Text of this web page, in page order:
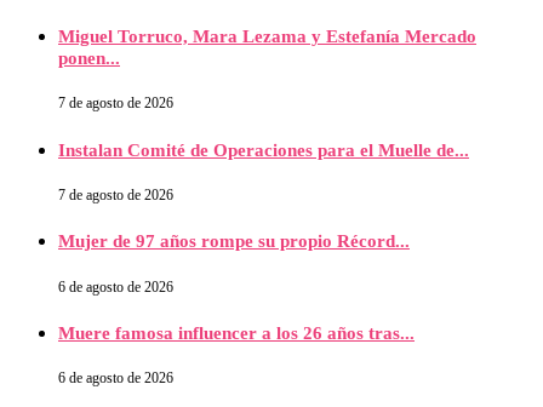
Miguel Torruco, Mara Lezama y Estefanía Mercado
ponen...
7 de agosto de 2026
Instalan Comité de Operaciones para el Muelle de...
7 de agosto de 2026
Mujer de 97 años rompe su propio Récord...
6 de agosto de 2026
Muere famosa influencer a los 26 años tras...
6 de agosto de 2026